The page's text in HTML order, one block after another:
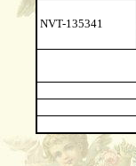
NVT-135341